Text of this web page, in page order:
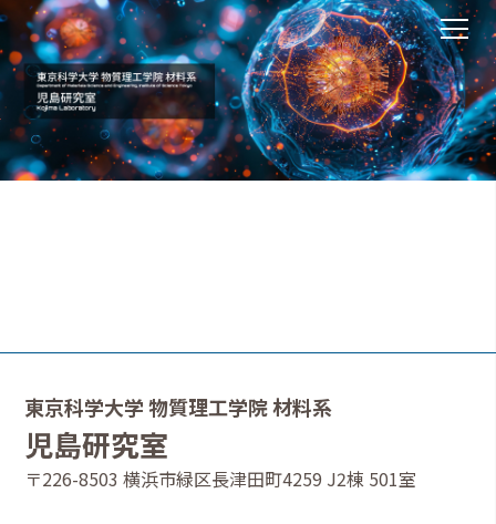
東京科学大学 物質理工学院 材料系
児島研究室
〒226-8503 横浜市緑区長津田町4259 J2棟 501室